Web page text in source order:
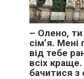
Гороскоп
– Олено,
сім’я.
від тебе
всіх
бачитися з